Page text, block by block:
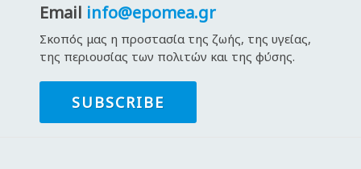
Email info@epomea.gr
Σκοπός μας η προστασία της ζωής, της υγείας,
της περιουσίας των πολιτών και της φύσης.
SUBSCRIBE